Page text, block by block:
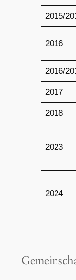
2015/
2016
2016/
2017
2018
2023
2024